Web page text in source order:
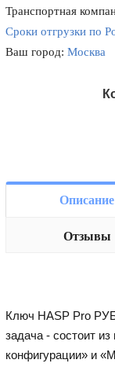
Транспортная
Сроки отгрузки по
Ваш город:Москва
Описание
Отзывы
Ключ HASP Pro
задача - состоит
конфигурации» и